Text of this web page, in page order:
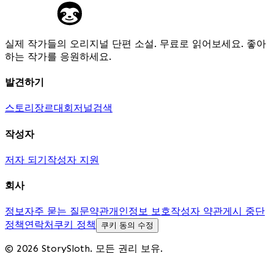
실제 작가들의 오리지널 단편 소설. 무료로 읽어보세요. 좋아
하는 작가를 응원하세요.
발견하기
스토리 장르대회 저널검색
작성자
저자 되기작성자 지원
회사
정보자주 묻는 질문약관개인정보 보호작성자 약관게시 중단
정책연락처 쿠키 정책 쿠키 동의 수정
© 2026 StorySloth. 모든 권리 보유.